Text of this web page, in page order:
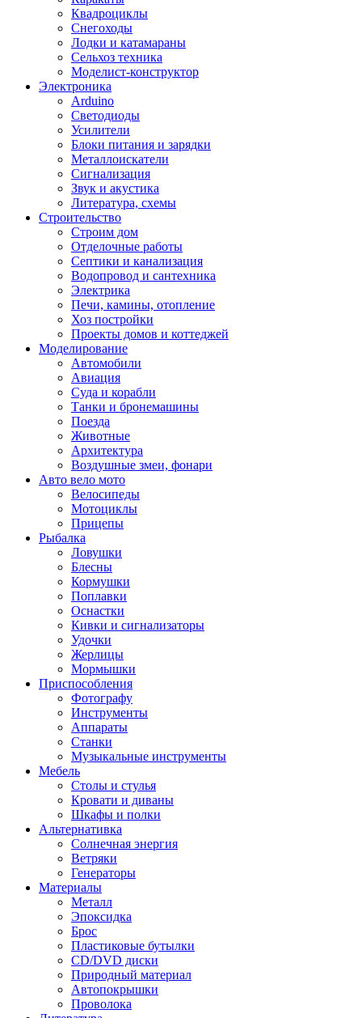
Квадроциклы
Снегоходы
Лодки и катамараны
Сельхоз техника
Моделист-конструктор
Электроника
Arduino
Светодиоды
Усилители
Блоки питания и зарядки
Металлоискатели
Сигнализация
Звук и акустика
Литература, схемы
Строительство
Строим дом
Отделочные работы
Септики и канализация
Водопровод и сантехника
Электрика
Печи, камины, отопление
Хоз постройки
Проекты домов и коттеджей
Моделирование
Автомобили
Авиация
Суда и корабли
Танки и бронемашины
Поезда
Животные
Архитектура
Воздушные змеи, фонари
Авто вело мото
Велосипеды
Мотоциклы
Прицепы
Рыбалка
Ловушки
Блесны
Кормушки
Поплавки
Оснастки
Кивки и сигнализаторы
Удочки
Жерлицы
Мормышки
Приспособления
Фотографу
Инструменты
Аппараты
Станки
Музыкальные инструменты
Мебель
Столы и стулья
Кровати и диваны
Шкафы и полки
Альтернативка
Солнечная энергия
Ветряки
Генераторы
Материалы
Металл
Эпоксидка
Брос
Пластиковые бутылки
CD/DVD диски
Природный материал
Автопокрышки
Проволока